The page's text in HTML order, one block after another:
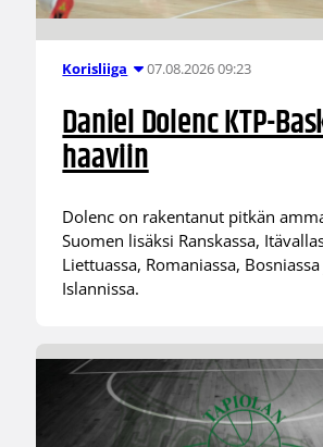
Korisliiga 07.08.2026 09:23
Daniel Dolenc KTP-
haaviin
Dolenc on rakentanut pitkän
Suomen lisäksi Ranskassa,
Liettuassa, Romaniassa,
Islannissa.